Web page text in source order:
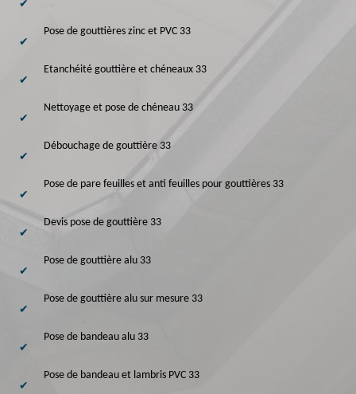
Pose de gouttières zinc et PVC 33
Etanchéité gouttière et chéneaux 33
Nettoyage et pose de chéneau 33
Débouchage de gouttière 33
Pose de pare feuilles et anti feuilles pour gouttières 33
Devis pose de gouttière 33
Pose de gouttière alu 33
Pose de gouttière alu sur mesure 33
Pose de bandeau alu 33
Pose de bandeau et lambris PVC 33